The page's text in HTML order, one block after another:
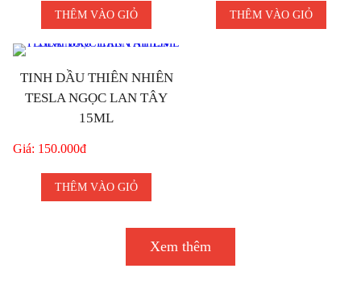
THÊM VÀO GIỎ THÊM VÀO GIỎ
TINH DẦU THIÊN NHIÊN
TESLA NGỌC LAN TÂY
15ML
Giá: 150.000đ
THÊM VÀO GIỎ
Xem thêm